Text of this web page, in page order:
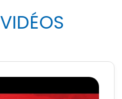
VIDÉOS